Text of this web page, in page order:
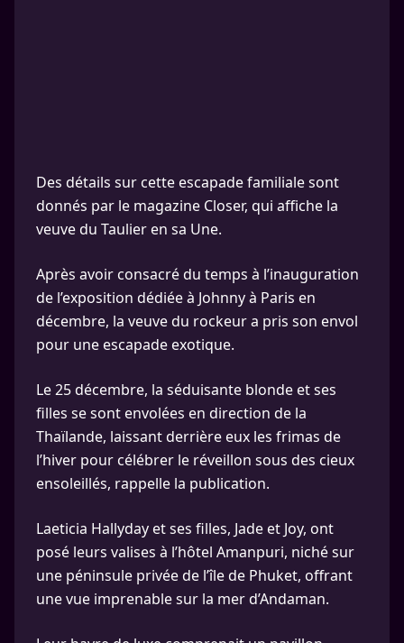
Des détails sur cette escapade familiale sont
donnés par le magazine Closer, qui affiche la
veuve du Taulier en sa Une.
Après avoir consacré du temps à l’inauguration
de l’exposition dédiée à Johnny à Paris en
décembre, la veuve du rockeur a pris son envol
pour une escapade exotique.
Le 25 décembre, la séduisante blonde et ses
filles se sont envolées en direction de la
Thaïlande, laissant derrière eux les frimas de
l’hiver pour célébrer le réveillon sous des cieux
ensoleillés, rappelle la publication.
Laeticia Hallyday et ses filles, Jade et Joy, ont
posé leurs valises à l’hôtel Amanpuri, niché sur
une péninsule privée de l’île de Phuket, offrant
une vue imprenable sur la mer d’Andaman.